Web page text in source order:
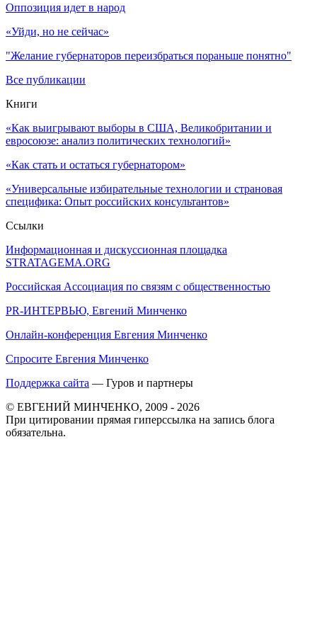
Оппозиция идет в народ
«Уйди, но не сейчас»
"Желание губернаторов переизбраться пораньше понятно"
Все публикации
Книги
«Как выигрывают выборы в США, Великобритании и
евросоюзе: анализ политических технологий»
«Как стать и остаться губернатором»
«Универсальные избирательные технологии и страновая
специфика: Опыт российских консультантов»
Ссылки
Информационная и дискуссионная площадка
STRATAGEMA.ORG
Российская Ассоциация по связям с общественностью
PR-ИНТЕРВЬЮ, Евгений Минченко
Онлайн-конференция Евгения Минченко
Спросите Евгения Минченко
Поддержка сайта — Гуров и партнеры
© ЕВГЕНИЙ МИНЧЕНКО, 2009 - 2026
При цитировании прямая гиперссылка на запись блога
обязательна.